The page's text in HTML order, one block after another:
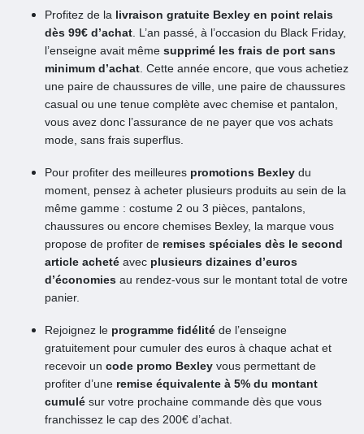
Profitez de la livraison gratuite Bexley en point relais
dès 99€ d’achat . L’an passé, à l’occasion du Black Friday,
l’enseigne avait même supprimé les frais de port sans
minimum d’achat . Cette année encore, que vous achetiez
une paire de chaussures de ville, une paire de chaussures
casual ou une tenue complète avec chemise et pantalon,
vous avez donc l’assurance de ne payer que vos achats
mode, sans frais superflus.
Pour profiter des meilleures promotions Bexley du
moment, pensez à acheter plusieurs produits au sein de la
même gamme : costume 2 ou 3 pièces, pantalons,
chaussures ou encore chemises Bexley, la marque vous
propose de profiter de remises spéciales dès le second
article acheté avec plusieurs dizaines d’euros
d’économies au rendez-vous sur le montant total de votre
panier.
Rejoignez le programme fidélité de l’enseigne
gratuitement pour cumuler des euros à chaque achat et
recevoir un code promo Bexley vous permettant de
profiter d’une remise équivalente à 5% du montant
cumulé sur votre prochaine commande dès que vous
franchissez le cap des 200€ d’achat.